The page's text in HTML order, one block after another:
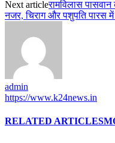
Next articleरामविलास
नजर, चिराग और पशुपति पारस
admin
https://www.k24news.in
RELATED ARTICLES